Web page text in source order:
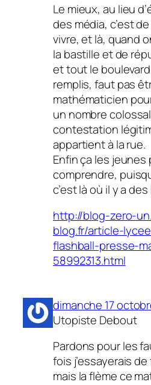
Le mieux, au lieu
des média, c’est
vivre, et là, quand
la bastille et de
et tout le
remplis, faut pas
mathématicien
un nombre
contestation
appartient à la rue.
Enfin ça les
comprendre,
c’est là où il y a des
http://blog-zero-
blog.fr/article-
flashball-presse-
58992313.html
dimanche 17
Utopiste Debout
Pardons pour les
fois j’essayerais
mais la flème ce